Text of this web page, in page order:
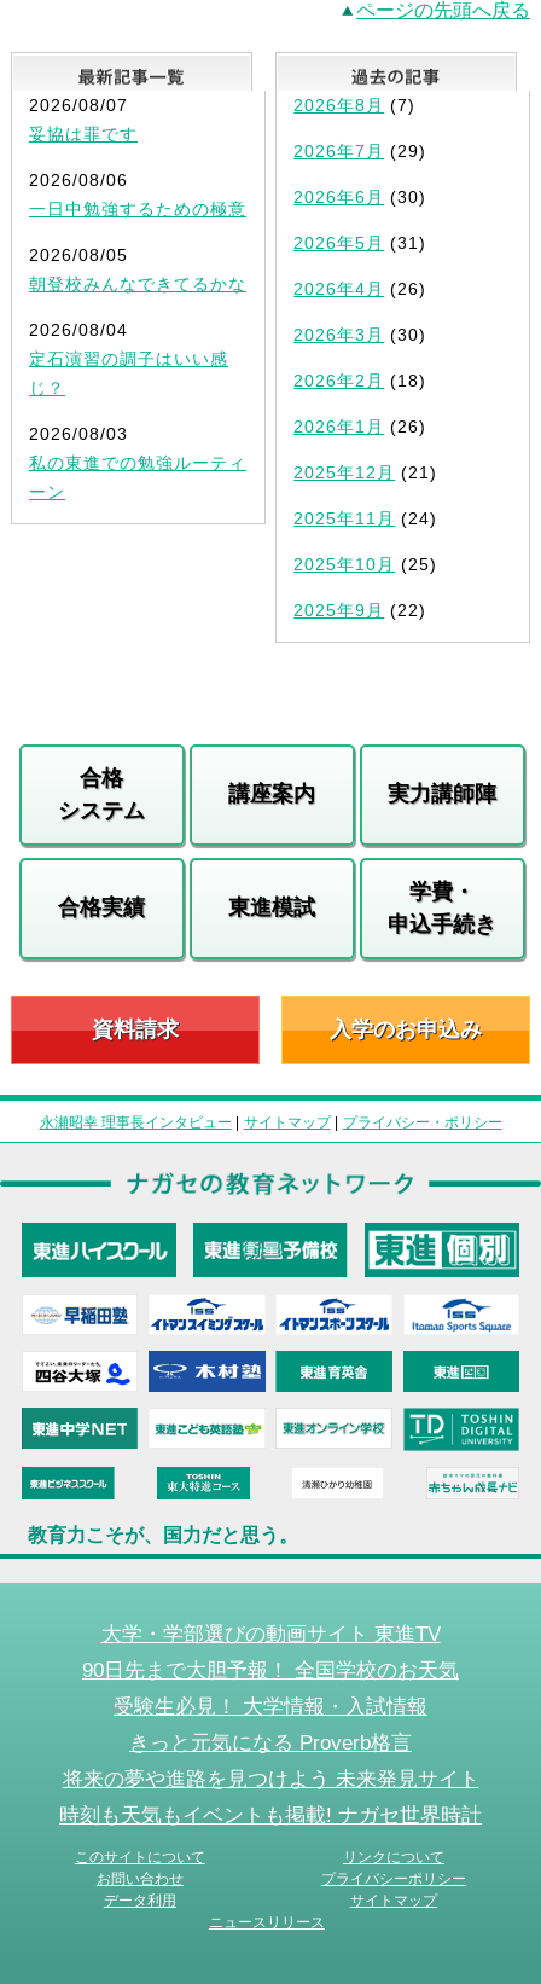
ページの先頭へ戻る
最新記事一覧
2026/08/07
妥協は罪です
2026/08/06
一日中勉強するための極意
2026/08/05
朝登校みんなできてるかな
2026/08/04
定石演習の調子はいい感
じ？
2026/08/03
私の東進での勉強ルーティ
ーン
2026年8月 (7)
2026年7月 (29)
2026年6月 (30)
2026年5月 (31)
2026年4月 (26)
2026年3月 (30)
2026年2月 (18)
2026年1月 (26)
2025年12月 (21)
2025年11月 (24)
2025年10月 (25)
2025年9月 (22)
合格
システム
講座案内 実力講師陣
合格実績 東進模試
学費・
申込手続き
資料請求 入学のお申込み
永瀬昭幸 理事長インタビュー | サイトマップ| プライバシー・ポリシー
教育力こそが、国力だと思う。
大学・学部選びの動画サイト 東進TV
90日先まで大胆予報！ 全国学校のお天気
受験生必見！ 大学情報・入試情報
きっと元気になる Proverb格言
将来の夢や進路を見つけよう 未来発見サイト
時刻も天気もイベントも掲載! ナガセ世界時計
このサイトについて
リンクについて
お問い合わせ
プライバシーポリシー
データ利用
サイトマップ
ニュースリリース